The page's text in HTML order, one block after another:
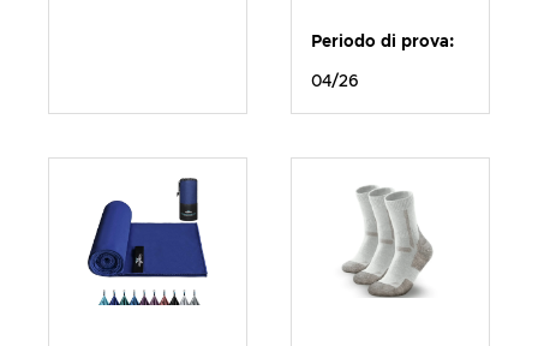
Periodo di prova:
04/26